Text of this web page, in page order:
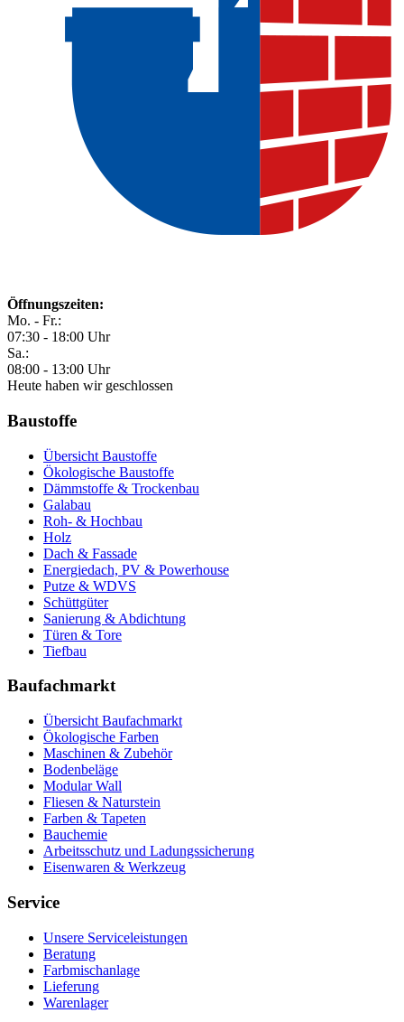
Öffnungszeiten:
Mo. - Fr.:
07:30 - 18:00 Uhr
Sa.:
08:00 - 13:00 Uhr
Heute haben wir geschlossen
Baustoffe
Übersicht Baustoffe
Ökologische Baustoffe
Dämmstoffe & Trockenbau
Galabau
Roh- & Hochbau
Holz
Dach & Fassade
Energiedach, PV & Powerhouse
Putze & WDVS
Schüttgüter
Sanierung & Abdichtung
Türen & Tore
Tiefbau
Baufachmarkt
Übersicht Baufachmarkt
Ökologische Farben
Maschinen & Zubehör
Bodenbeläge
Modular Wall
Fliesen & Naturstein
Farben & Tapeten
Bauchemie
Arbeitsschutz und Ladungssicherung
Eisenwaren & Werkzeug
Service
Unsere Serviceleistungen
Beratung
Farbmischanlage
Lieferung
Warenlager